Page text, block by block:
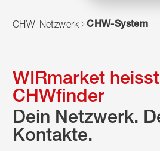
CHW-Netzwerk CHW-System
WIRmarket
CHWfinder
Dein Netzwerk.
Kontakte.